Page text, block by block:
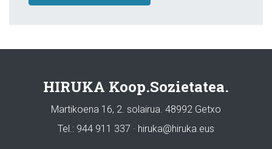
HIRUKA Koop.Sozietatea.
Martikoena 16, 2. solairua. 48992 Getxo
Tel.: 944 911 337 · hiruka@hiruka.eus